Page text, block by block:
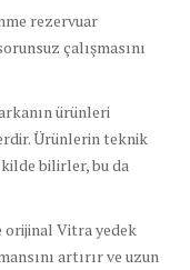
rezervuar
çalışmasını
ürünleri
Ürünlerin teknik
bilirler, bu da
orijinal Vitra yedek
artırır ve uzun